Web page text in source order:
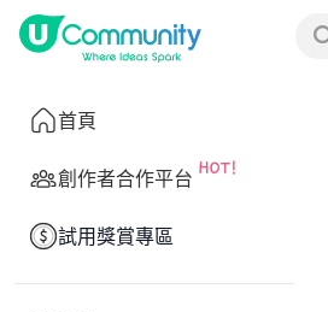
首頁
創作者合作平台
試用獎賞專區